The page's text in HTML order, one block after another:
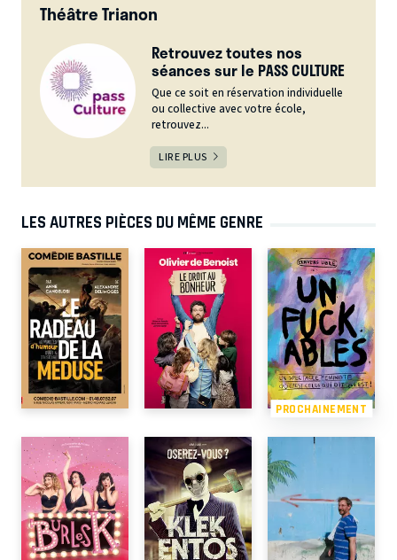
Théâtre Trianon
Retrouvez toutes nos
séances sur le PASS CULTURE
Que ce soit en réservation individuelle
ou collective avec votre école,
retrouvez...
LIRE PLUS
LES AUTRES PIÈCES DU MÊME GENRE
PROCHAINEMENT